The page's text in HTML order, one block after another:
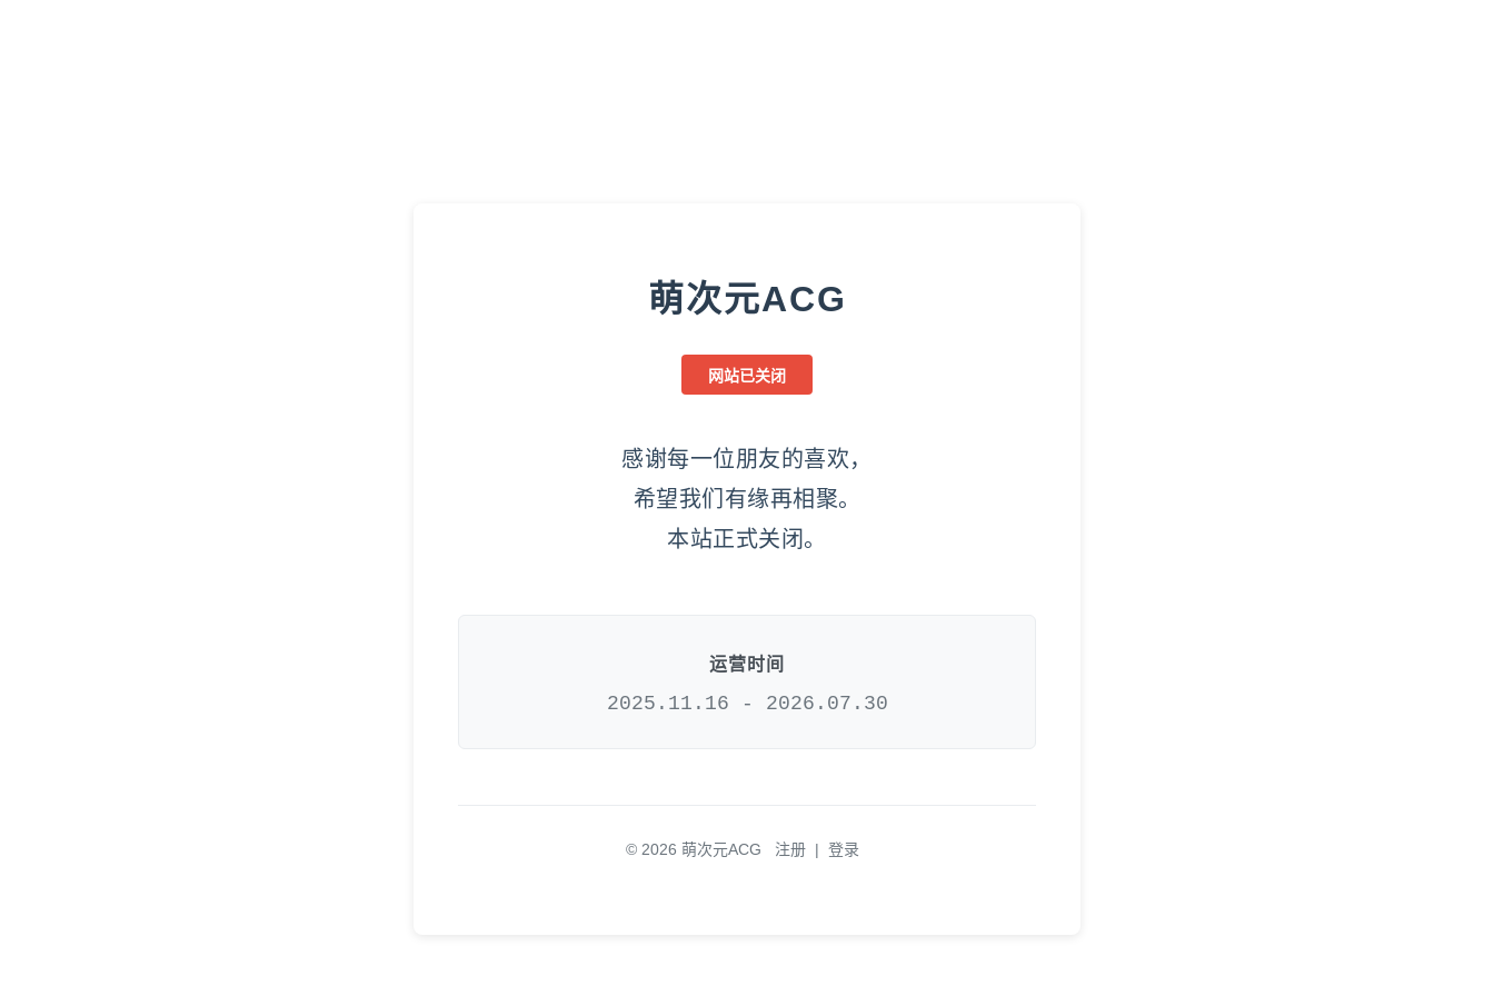
萌次元ACG
网站已关闭
感谢每一位朋友的喜欢，
希望我们有缘再相聚。
本站正式关闭。
运营时间
2025.11.16 - 2026.07.30
© 2026 萌次元ACG 注册 | 登录